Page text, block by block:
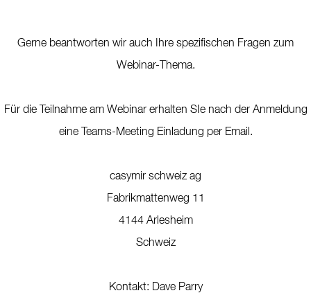
Gerne beantworten wir auch Ihre spezifischen Fragen zum
Webinar-Thema.
Für die Teilnahme am Webinar erhalten SIe nach der Anmeldung
eine Teams-Meeting Einladung per Email.
casymir schweiz ag
Fabrikmattenweg 11
4144 Arlesheim
Schweiz
Kontakt: Dave Parry